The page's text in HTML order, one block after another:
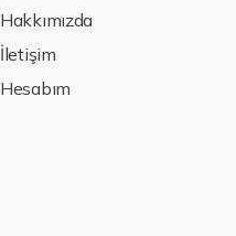
Hakkımızda
İletişim
Hesabım